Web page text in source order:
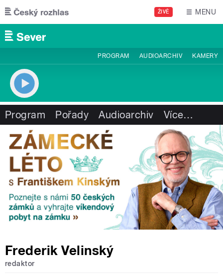
Přejít k hlavnímu obsahu
ŽIVĚ MENU
PROGRAM AUDIOARCHIV KAMERY
Program Pořady Audioarchiv Více…
Frederik Velinský
redaktor